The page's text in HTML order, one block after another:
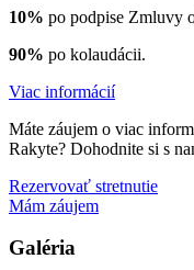
10% po podpise Zmluvy
90% po kolaudácii.
Viac informácií
Máte záujem o viac
Rakyte? Dohodnite si s
Rezervovať stretnutie
Mám záujem
Galéria